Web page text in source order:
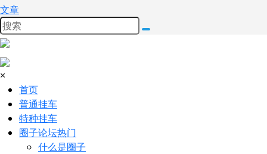
文章
×
首页
普通挂车
特种挂车
圈子论坛热门
什么是圈子